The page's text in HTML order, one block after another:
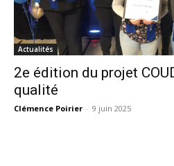
Actualités
2e édition du projet
qualité
Clémence Poirier - 9 juin 2025